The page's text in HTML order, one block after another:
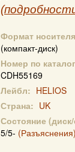
(
Формат
(компакт-диск)
Номер по
CDH55169
Лейбл: HELIOS
Страна: UK
Состояние
5/5- (Разъяснения)